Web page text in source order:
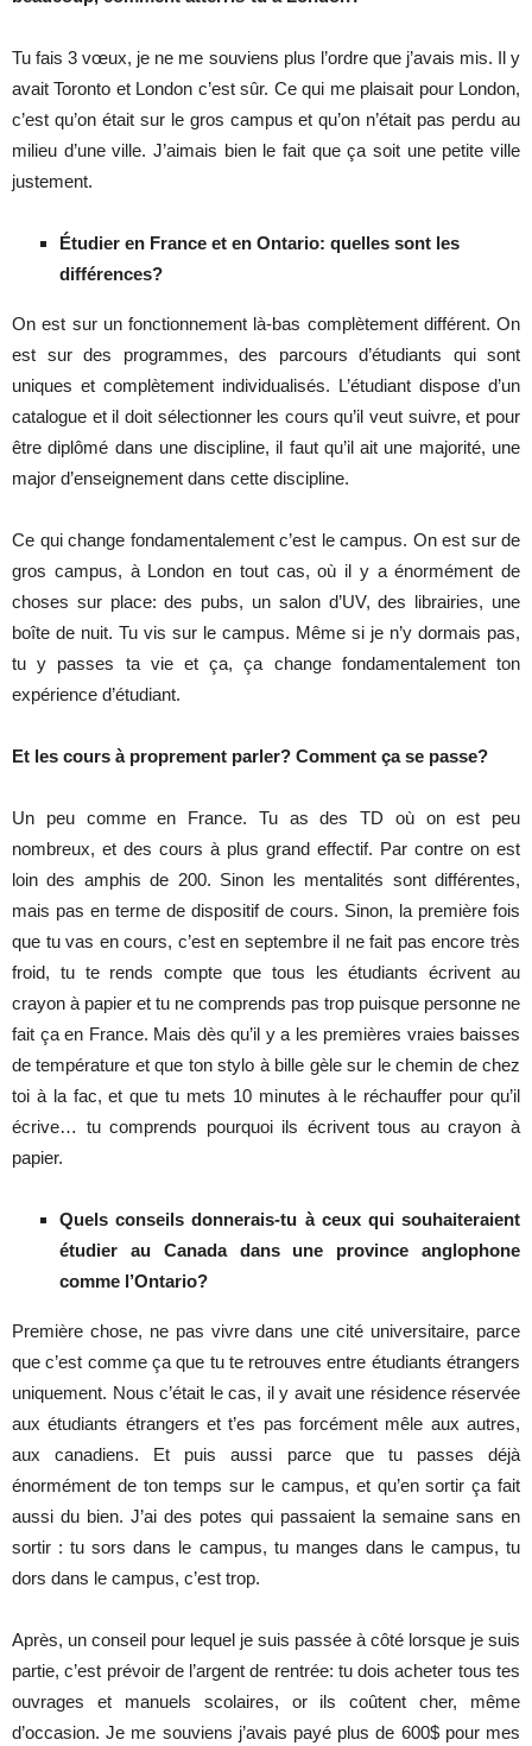
Tu fais 3 vœux, je ne me souviens plus l’ordre que j’avais mis. Il y
avait Toronto et London c’est sûr. Ce qui me plaisait pour London,
c’est qu’on était sur le gros campus et qu’on n’était pas perdu au
milieu d’une ville. J’aimais bien le fait que ça soit une petite ville
justement.
Étudier en France et en Ontario: quelles sont les
différences?
On est sur un fonctionnement là-bas complètement différent. On
est sur des programmes, des parcours d’étudiants qui sont
uniques et complètement individualisés. L’étudiant dispose d’un
catalogue et il doit sélectionner les cours qu’il veut suivre, et pour
être diplômé dans une discipline, il faut qu’il ait une majorité, une
major d’enseignement dans cette discipline.
Ce qui change fondamentalement c’est le campus. On est sur de
gros campus, à London en tout cas, où il y a énormément de
choses sur place: des pubs, un salon d’UV, des librairies, une
boîte de nuit. Tu vis sur le campus. Même si je n’y dormais pas,
tu y passes ta vie et ça, ça change fondamentalement ton
expérience d’étudiant.
Et les cours à proprement parler? Comment ça se passe?
Un peu comme en France. Tu as des TD où on est peu
nombreux, et des cours à plus grand effectif. Par contre on est
loin des amphis de 200. Sinon les mentalités sont différentes,
mais pas en terme de dispositif de cours. Sinon, la première fois
que tu vas en cours, c’est en septembre il ne fait pas encore très
froid, tu te rends compte que tous les étudiants écrivent au
crayon à papier et tu ne comprends pas trop puisque personne ne
fait ça en France. Mais dès qu’il y a les premières vraies baisses
de température et que ton stylo à bille gèle sur le chemin de chez
toi à la fac, et que tu mets 10 minutes à le réchauffer pour qu’il
écrive… tu comprends pourquoi ils écrivent tous au crayon à
papier.
Quels conseils donnerais-tu à ceux qui souhaiteraient
étudier au Canada dans une province anglophone
comme l’Ontario?
Première chose, ne pas vivre dans une cité universitaire, parce
que c’est comme ça que tu te retrouves entre étudiants étrangers
uniquement. Nous c’était le cas, il y avait une résidence réservée
aux étudiants étrangers et t’es pas forcément mêle aux autres,
aux canadiens. Et puis aussi parce que tu passes déjà
énormément de ton temps sur le campus, et qu’en sortir ça fait
aussi du bien. J’ai des potes qui passaient la semaine sans en
sortir : tu sors dans le campus, tu manges dans le campus, tu
dors dans le campus, c’est trop.
Après, un conseil pour lequel je suis passée à côté lorsque je suis
partie, c’est prévoir de l’argent de rentrée: tu dois acheter tous tes
ouvrages et manuels scolaires, or ils coûtent cher, même
d’occasion. Je me souviens j’avais payé plus de 600$ pour mes